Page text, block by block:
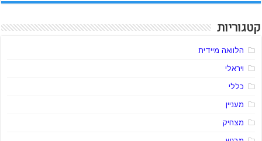
קטגוריות
הלוואה מיידית
ויראלי
כללי
מעניין
מצחיק